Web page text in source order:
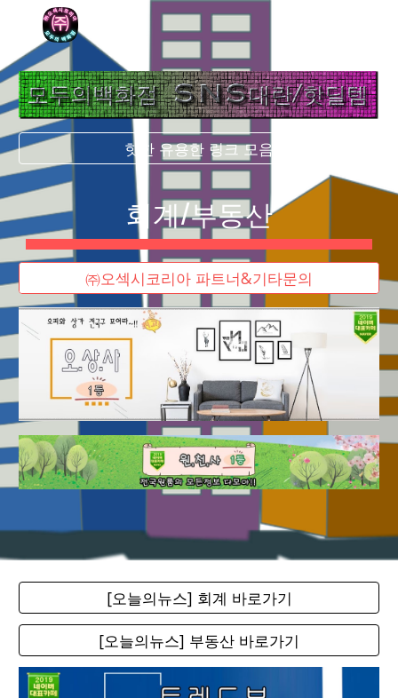
Skip to main content
핫한 유용한 링크 모음
회계/부동산
㈜오섹시코리아 파트너&기타문의
[오늘의뉴스] 회계 바로가기
[오늘의뉴스] 부동산 바로가기